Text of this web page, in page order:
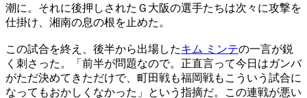
潮に。それに後押しされたＧ大阪の選手たちは次々に攻撃を
仕掛け、湘南の息の根を止めた。
この試合を終え、後半から出場したキム ミンテの一言が鋭
く刺さった。「前半が問題なので。正直言って今日はガンバ
がただ決めてきただけで、町田戦も福岡戦もこういう試合に
なってもおかしくなかった」という指摘だ。この連戦が悪い